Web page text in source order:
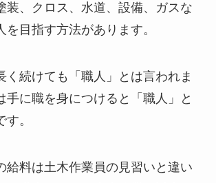
装、クロス、水道、設備、ガスな
を目指す方法があります。
く続けても「職人」とは言われま
手に職を身につけると「職人」と
。
給料は土木作業員の見習いと違い